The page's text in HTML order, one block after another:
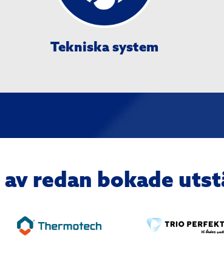
Tekniska system
redan bokade